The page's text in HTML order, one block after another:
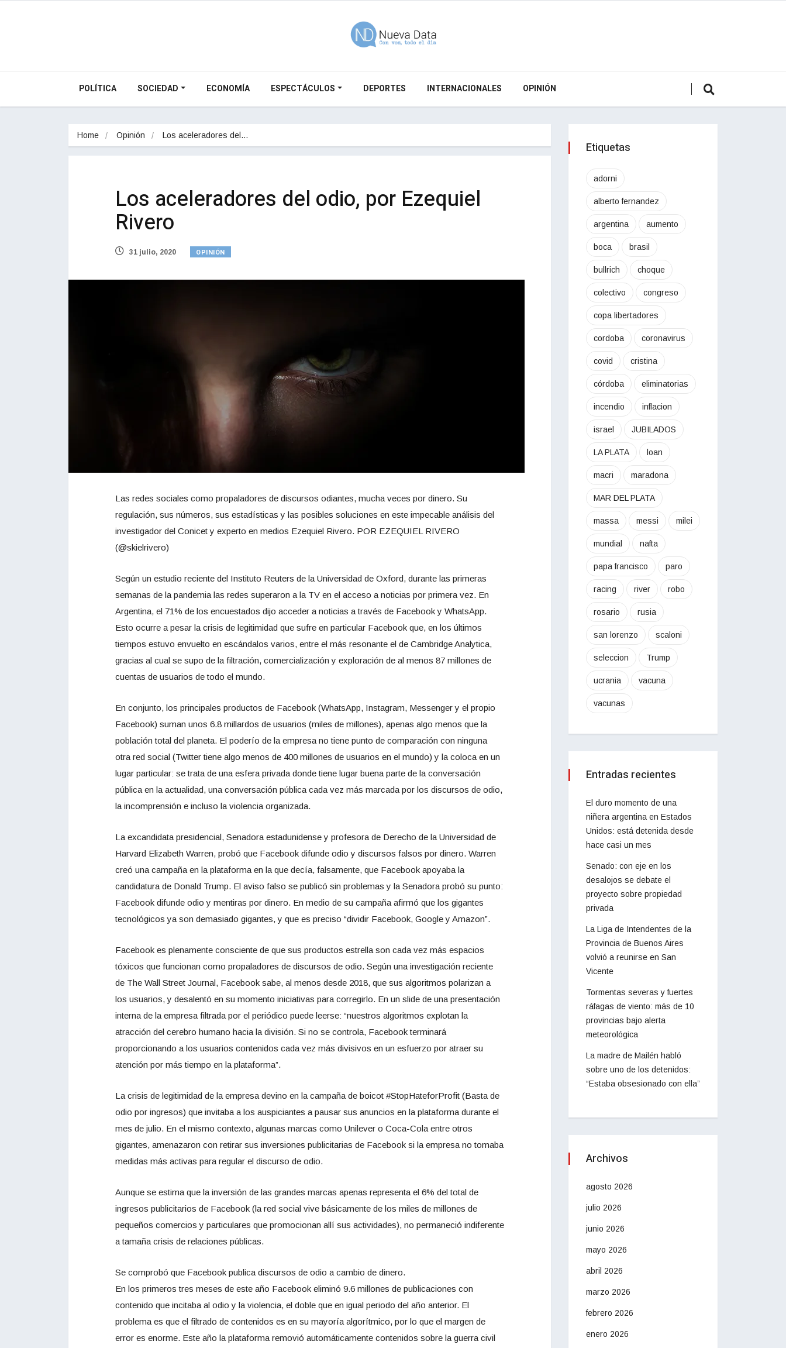
POLÍTICA SOCIEDAD ECONOMÍA ESPECTÁCULOS DEPORTES INTERNACIONALES OPINIÓN
Home Opinión Los aceleradores del…
Los aceleradores del odio, por Ezequiel
Rivero
31 julio, 2020 OPINIÓN
Las redes sociales como propaladores de discursos odiantes, mucha veces por dinero. Su
regulación, sus números, sus estadísticas y las posibles soluciones en este impecable análisis del
investigador del Conicet y experto en medios Ezequiel Rivero. POR EZEQUIEL RIVERO
(@skielrivero)
Según un estudio reciente del Instituto Reuters de la Universidad de Oxford, durante las primeras
semanas de la pandemia las redes superaron a la TV en el acceso a noticias por primera vez. En
Argentina, el 71% de los encuestados dijo acceder a noticias a través de Facebook y WhatsApp.
Esto ocurre a pesar la crisis de legitimidad que sufre en particular Facebook que, en los últimos
tiempos estuvo envuelto en escándalos varios, entre el más resonante el de Cambridge Analytica,
gracias al cual se supo de la filtración, comercialización y exploración de al menos 87 millones de
cuentas de usuarios de todo el mundo.
En conjunto, los principales productos de Facebook (WhatsApp, Instagram, Messenger y el propio
Facebook) suman unos 6.8 millardos de usuarios (miles de millones), apenas algo menos que la
población total del planeta. El poderío de la empresa no tiene punto de comparación con ninguna
otra red social (Twitter tiene algo menos de 400 millones de usuarios en el mundo) y la coloca en un
lugar particular: se trata de una esfera privada donde tiene lugar buena parte de la conversación
pública en la actualidad, una conversación pública cada vez más marcada por los discursos de odio,
la incomprensión e incluso la violencia organizada.
La excandidata presidencial, Senadora estadunidense y profesora de Derecho de la Universidad de
Harvard Elizabeth Warren, probó que Facebook difunde odio y discursos falsos por dinero. Warren
creó una campaña en la plataforma en la que decía, falsamente, que Facebook apoyaba la
candidatura de Donald Trump. El aviso falso se publicó sin problemas y la Senadora probó su punto:
Facebook difunde odio y mentiras por dinero. En medio de su campaña afirmó que los gigantes
tecnológicos ya son demasiado gigantes, y que es preciso “dividir Facebook, Google y Amazon”.
Facebook es plenamente consciente de que sus productos estrella son cada vez más espacios
tóxicos que funcionan como propaladores de discursos de odio. Según una investigación reciente
de The Wall Street Journal, Facebook sabe, al menos desde 2018, que sus algoritmos polarizan a
los usuarios, y desalentó en su momento iniciativas para corregirlo. En un slide de una presentación
interna de la empresa filtrada por el periódico puede leerse: “nuestros algoritmos explotan la
atracción del cerebro humano hacia la división. Si no se controla, Facebook terminará
proporcionando a los usuarios contenidos cada vez más divisivos en un esfuerzo por atraer su
atención por más tiempo en la plataforma”.
La crisis de legitimidad de la empresa devino en la campaña de boicot #StopHateforProfit (Basta de
odio por ingresos) que invitaba a los auspiciantes a pausar sus anuncios en la plataforma durante el
mes de julio. En el mismo contexto, algunas marcas como Unilever o Coca-Cola entre otros
gigantes, amenazaron con retirar sus inversiones publicitarias de Facebook si la empresa no tomaba
medidas más activas para regular el discurso de odio.
Aunque se estima que la inversión de las grandes marcas apenas representa el 6% del total de
ingresos publicitarios de Facebook (la red social vive básicamente de los miles de millones de
pequeños comercios y particulares que promocionan allí sus actividades), no permaneció indiferente
a tamaña crisis de relaciones públicas.
Se comprobó que Facebook publica discursos de odio a cambio de dinero.
En los primeros tres meses de este año Facebook eliminó 9.6 millones de publicaciones con
contenido que incitaba al odio y la violencia, el doble que en igual periodo del año anterior. El
problema es que el filtrado de contenidos es en su mayoría algorítmico, por lo que el margen de
error es enorme. Este año la plataforma removió automáticamente contenidos sobre la guerra civil
Etiquetas
adorni
alberto fernandez
argentina aumento
boca brasil
bullrich choque
colectivo congreso
copa libertadores
cordoba coronavirus
covid cristina
córdoba eliminatorias
incendio inflacion
israel JUBILADOS
LA PLATA loan
macri maradona
MAR DEL PLATA
massa messi milei
mundial nafta
papa francisco paro
racing river robo
rosario rusia
san lorenzo scaloni
seleccion Trump
ucrania vacuna
vacunas
Entradas recientes
El duro momento de una
niñera argentina en Estados
Unidos: está detenida desde
hace casi un mes
Senado: con eje en los
desalojos se debate el
proyecto sobre propiedad
privada
La Liga de Intendentes de la
Provincia de Buenos Aires
volvió a reunirse en San
Vicente
Tormentas severas y fuertes
ráfagas de viento: más de 10
provincias bajo alerta
meteorológica
La madre de Mailén habló
sobre uno de los detenidos:
“Estaba obsesionado con ella”
Archivos
agosto 2026
julio 2026
junio 2026
mayo 2026
abril 2026
marzo 2026
febrero 2026
enero 2026